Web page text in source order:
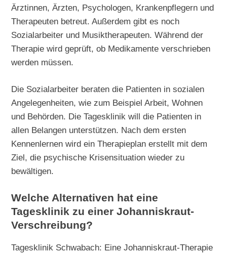
Ärztinnen, Ärzten, Psychologen, Krankenpflegern und
Therapeuten betreut. Außerdem gibt es noch
Sozialarbeiter und Musiktherapeuten. Während der
Therapie wird geprüft, ob Medikamente verschrieben
werden müssen.
Die Sozialarbeiter beraten die Patienten in sozialen
Angelegenheiten, wie zum Beispiel Arbeit, Wohnen
und Behörden. Die Tagesklinik will die Patienten in
allen Belangen unterstützen. Nach dem ersten
Kennenlernen wird ein Therapieplan erstellt mit dem
Ziel, die psychische Krisensituation wieder zu
bewältigen.
Welche Alternativen hat eine
Tagesklinik zu einer Johanniskraut-
Verschreibung?
Tagesklinik Schwabach: Eine Johanniskraut-Therapie